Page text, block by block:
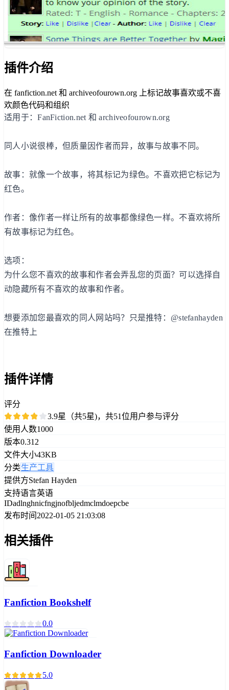
插件介绍
在 fanfiction.net 和 archiveofourown.org 上标记故事喜欢或不喜
欢颜色代码和组织
适用于：FanFiction.net 和 archiveofourown.org
同人小说很棒，但质量因作者而异，故事与故事不同。
故事：就像一个故事，将其标记为绿色。不喜欢把它标记为
红色。
作者：像作者一样让所有的故事都像绿色一样。不喜欢将所
有故事标记为红色。
选项：
为什么您不喜欢的故事和作者会弄乱您的页面？可以选择自
动隐藏所有不喜欢的故事和作者。
想要添加您最喜欢的同人网站吗？只是推特：@stefanhayden
在推特上
插件详情
评分
3.9星（共5星)，共51位用户参与评分
使用人数1000
版本0.312
文件大小43KB
分类生产工具
提供方Stefan Hayden
支持语言英语
IDadlnghnicfngjnofbljedmclmdoepcbe
发布时间 2022-01-05 21:03:08
相关插件
Fanfiction Bookshelf
0.0
Fanfiction Downloader
5.0